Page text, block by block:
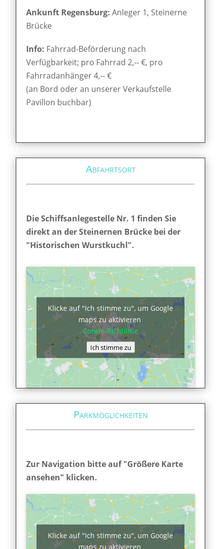
Ankunft Regensburg: Anleger 1, Steinerne
Brücke
Info: Fahrrad-Beförderung nach
Verfügbarkeit; pro Fahrrad 2,-- €, pro
Fahrradanhänger 4,-- €
(an Bord oder an unserer Verkaufstelle
Pavillon buchbar)
Abfahrtsort
Die Schiffsanlegestelle Nr. 1 finden Sie
direkt an der Steinernen Brücke bei der
"Historischen Wurstkuchl".
Klicke auf "Ich stimme zu", um Google
maps zu aktivieren
Cookie-Richtlinie
Ich stimme zu
Parkmöglichkeiten
Zur Navigation bitte auf "Größere Karte
ansehen" klicken.
Klicke auf "Ich stimme zu", um Google
maps zu aktivieren